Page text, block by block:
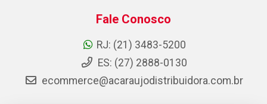
Fale Conosco
RJ: (21) 3483-5200
ES: (27) 2888-0130
ecommerce@acaraujodistribuidora.com.br